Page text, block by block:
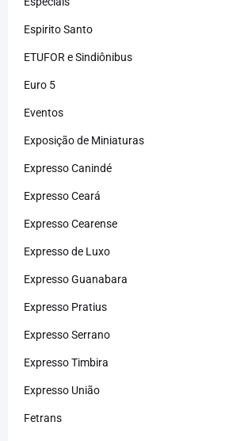
Espirito Santo
ETUFOR e Sindiônibus
Euro 5
Eventos
Exposição de Miniaturas
Expresso Canindé
Expresso Ceará
Expresso Cearense
Expresso de Luxo
Expresso Guanabara
Expresso Pratius
Expresso Serrano
Expresso Timbira
Expresso União
Fetrans